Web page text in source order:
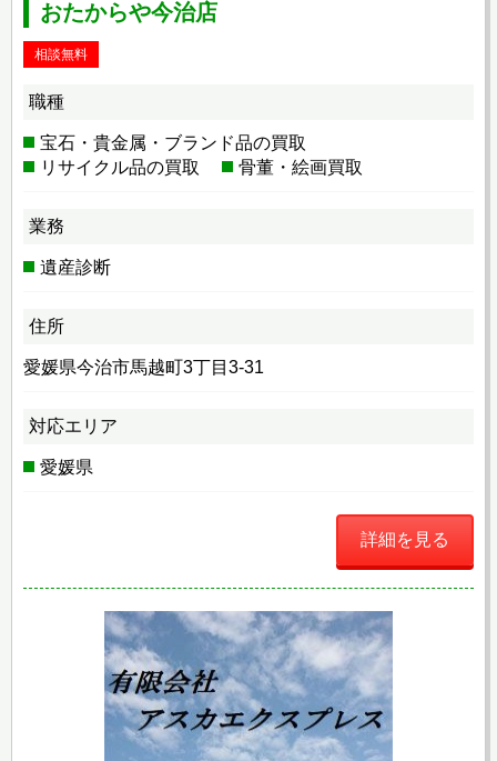
おたからや今治店
相談無料
職種
宝石・貴金属・ブランド品の買取
リサイクル品の買取
骨董・絵画買取
業務
遺産診断
住所
愛媛県今治市馬越町3丁目3-31
対応エリア
愛媛県
詳細を見る